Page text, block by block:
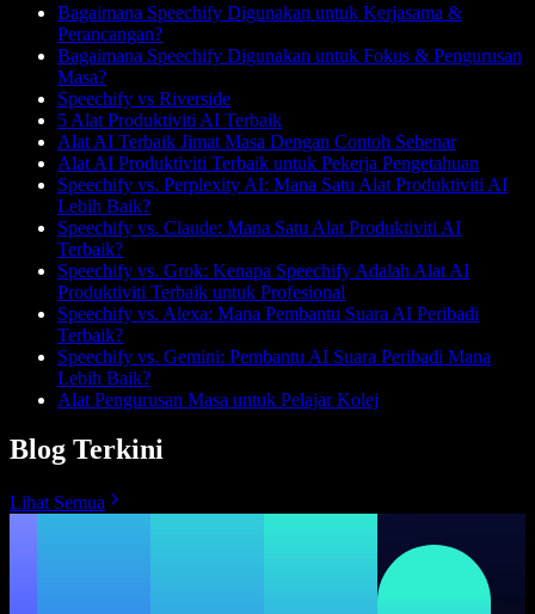
Bagaimana Speechify Digunakan untuk Kerjasama &
Perancangan?
Bagaimana Speechify Digunakan untuk Fokus & Pengurusan
Masa?
Speechify vs Riverside
5 Alat Produktiviti AI Terbaik
Alat AI Terbaik Jimat Masa Dengan Contoh Sebenar
Alat AI Produktiviti Terbaik untuk Pekerja Pengetahuan
Speechify vs. Perplexity AI: Mana Satu Alat Produktiviti AI
Lebih Baik?
Speechify vs. Claude: Mana Satu Alat Produktiviti AI
Terbaik?
Speechify vs. Grok: Kenapa Speechify Adalah Alat AI
Produktiviti Terbaik untuk Profesional
Speechify vs. Alexa: Mana Pembantu Suara AI Peribadi
Terbaik?
Speechify vs. Gemini: Pembantu AI Suara Peribadi Mana
Lebih Baik?
Alat Pengurusan Masa untuk Pelajar Kolej
Blog Terkini
Lihat Semua